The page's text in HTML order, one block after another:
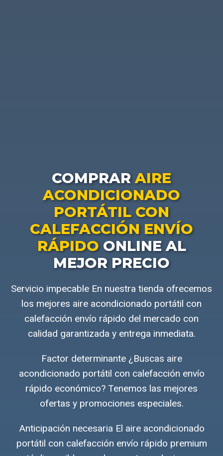
COMPRARAIRE
ACONDICIONADO
PORTÁTIL CON
CALEFACCIÓN ENVÍO
RÁPIDOONLINE AL
MEJOR PRECIO
Servicio impecable En nuestra tienda ofrecemos
los mejores aire acondicionado portátil con
calefacción envío rápido del mercado con
calidad garantizada y entrega inmediata.
Factor determinante ¿Buscas aire
acondicionado portátil con calefacción envío
rápido económico? Tenemos las mejores
ofertas y promociones especiales.
Anticipación necesaria El aire acondicionado
portátil con calefacción envío rápido premium